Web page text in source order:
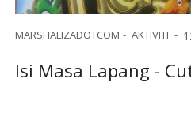
MARSHALIZADOTCOM AKTIVITI
Isi Masa Lapang -